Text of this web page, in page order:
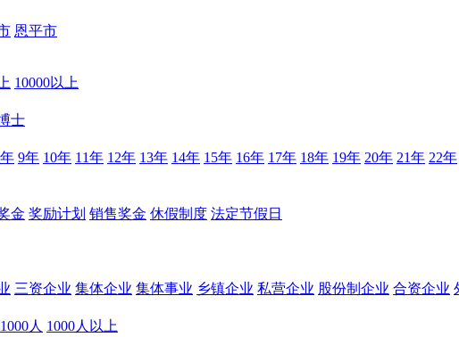
恩平市
10000以上
士
9年 10年 11年 12年 13年 14年 15年 16年 17年 18年 19年 20年 21年 22年
金 奖励计划 销售奖金 休假制度 法定节假日
三资企业 集体企业 集体事业 乡镇企业 私营企业 股份制企业 合资企业
人 1000人以上